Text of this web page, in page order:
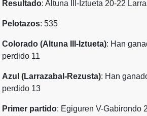
Resultado: Altuna III-Iztueta 20-22
Pelotazos: 535
Colorado (Altuna III-Iztueta): Han
perdido 11
Azul (Larrazabal-Rezusta): Han
perdido 13
Primer partido: Egiguren V-Gabirondo